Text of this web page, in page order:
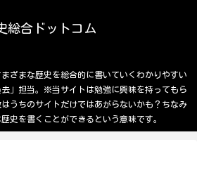
総合ドットコム
ざまな歴史を総合的に書いていくわかりやすい
」担当。※当サイトは勉強に興味を持ってもら
うちのサイトだけではあがらないかも？ちなみ
史を書くことができるという意味です。